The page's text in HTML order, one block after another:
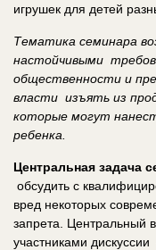
игрушек для детей
Тематика семинара
настойчивыми
общественности и
власти изъять из
которые могут
ребенка.
Центральная задача
обсудить с
вред некоторых
запрета. Центральный
участниками